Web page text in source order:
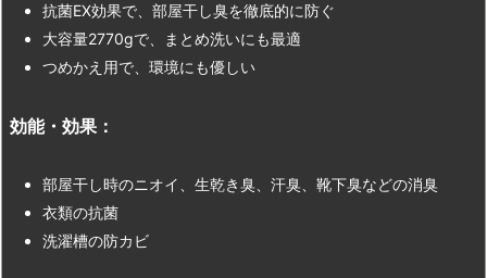
抗菌EX効果で、部屋干し臭を徹底的に防ぐ
大容量2770gで、まとめ洗いにも最適
つめかえ用で、環境にも優しい
効能・効果：
部屋干し時のニオイ、生乾き臭、汗臭、靴下臭などの消臭
衣類の抗菌
洗濯槽の防カビ